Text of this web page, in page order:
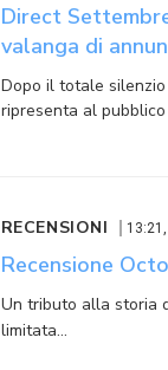
Direct
valanga di
Dopo il totale
ripresenta al
RECENSIONI
Recensione
Un tributo alla storia
limitata…